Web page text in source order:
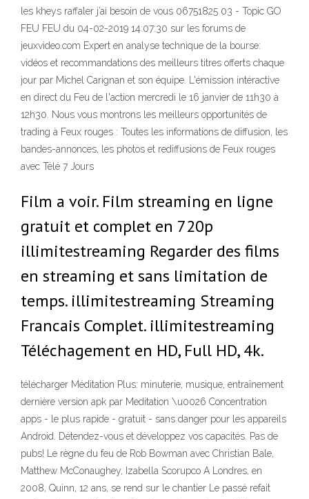
les kheys raffaler j’ai besoin de vous 06751825 03 - Topic GO
FEU FEU du 04-02-2019 14:07:30 sur les forums de
jeuxvideo.com Expert en analyse technique de la bourse:
vidéos et recommandations des meilleurs titres offerts chaque
jour par Michel Carignan et son équipe. L'émission intéractive
en direct du Feu de l'action mercredi le 16 janvier de 11h30 à
12h30. Nous vous montrons les meilleurs opportunités de
trading à Feux rouges : Toutes les informations de diffusion, les
bandes-annonces, les photos et rediffusions de Feux rouges
avec Télé 7 Jours
Film a voir. Film streaming en ligne
gratuit et complet en 720p
illimitestreaming Regarder des films
en streaming et sans limitation de
temps. illimitestreaming Streaming
Francais Complet. illimitestreaming
Téléchagement en HD, Full HD, 4k.
télécharger Méditation Plus: minuterie, musique, entraînement
dernière version apk par Meditation \u0026 Concentration
apps - le plus rapide - gratuit - sans danger pour les appareils
Android. Détendez-vous et développez vos capacités. Pas de
pubs! Le règne du feu de Rob Bowman avec Christian Bale,
Matthew McConaughey, Izabella Scorupco A Londres, en
2008, Quinn, 12 ans, se rend sur le chantier Le passé refait